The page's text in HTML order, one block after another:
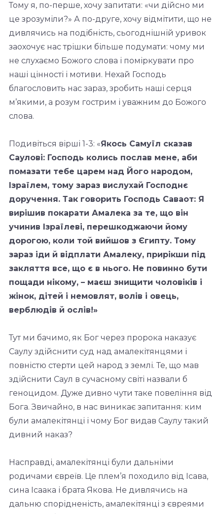
Тому я, по-перше, хочу запитати: «чи дійсно ми
це зрозуміли?» А по-друге, хочу відмітити, що не
дивлячись на подібність, сьогоднішній уривок
заохочує нас трішки більше подумати: чому ми
не слухаємо Божого слова і поміркувати про
наші цінності і мотиви. Нехай Господь
благословить нас зараз, зробить наші серця
м’якими, а розум гострим і уважним до Божого
слова.
Подивіться вірші 1-3: «Якось Самуїл сказав
Саулові: Господь колись послав мене, аби
помазати тебе царем над Його народом,
Ізраїлем, тому зараз вислухай Господнє
доручення. Так говорить Господь Саваот: Я
вирішив покарати Амалека за те, що він
учинив Ізраїлеві, перешкоджаючи йому
дорогою, коли той вийшов з Єгипту. Тому
зараз іди й відплати Амалеку, прирікши під
закляття все, що є в нього. Не повинно бути
пощади нікому, – маєш знищити чоловіків і
жінок, дітей і немовлят, волів і овець,
верблюдів й ослів!»
Тут ми бачимо, як Бог через пророка наказує
Саулу здійснити суд над амалекітянцями і
повністю стерти цей народ з землі. Те, що мав
здійснити Саул в сучасному світі назвали б
геноцидом. Дуже дивно чути таке повеління від
Бога. Звичайно, в нас виникає запитання: ким
були амалекітянці і чому Бог видав Саулу такий
дивний наказ?
Насправді, амалекітянці були дальніми
родичами євреїв. Це плем’я походило від Ісава,
сина Ісаака і брата Якова. Не дивлячись на
дальню спорідненість, амалекітянці з євреями